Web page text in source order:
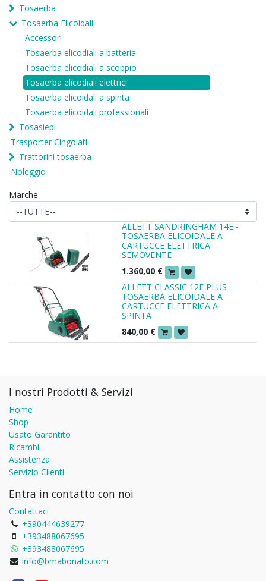
Tosaerba
Tosaerba Elicoidali
Accessori
Tosaerba elicodiali a batteria
Tosaerba elicodiali a scoppio
Tosaerba elicodiali elettrici
Tosaerba elicoidali a spinta
Tosaerba elicoidali professionali
Tosasiepi
Trasporter Cingolati
Trattorini tosaerba
Noleggio
Marche
ALLETT SANDRINGHAM 14E -
TOSAERBA ELICOIDALE A
CARTUCCE ELETTRICA
SEMOVENTE
1.360,00 €
ALLETT CLASSIC 12E PLUS -
TOSAERBA ELICOIDALE A
CARTUCCE ELETTRICA A
SPINTA
840,00 €
I nostri Prodotti & Servizi
Home
Shop
Usato Garantito
Ricambi
Assistenza
Servizio Clienti
Entra in contatto con noi
Contattaci
+390444639277
+393488067695
+393488067695
info@bmabonato.com